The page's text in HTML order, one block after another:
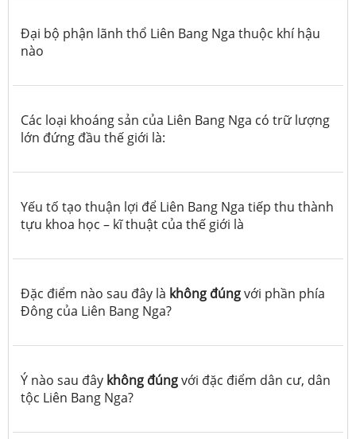
Đại bộ phận lãnh thổ Liên Bang Nga thuộc khí hậu
nào
Các loại khoáng sản của Liên Bang Nga có trữ lượng
lớn đứng đầu thế giới là:
Yếu tố tạo thuận lợi để Liên Bang Nga tiếp thu thành
tựu khoa học – kĩ thuật của thế giới là
Đặc điểm nào sau đây là không đúngvới phần phía
Đông của Liên Bang Nga?
Ý nào sau đây không đúngvới đặc điểm dân cư, dân
tộc Liên Bang Nga?